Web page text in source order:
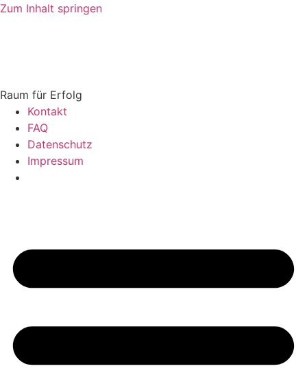
Zum Inhalt springen
Raum für Erfolg
Kontakt
FAQ
Datenschutz
Impressum